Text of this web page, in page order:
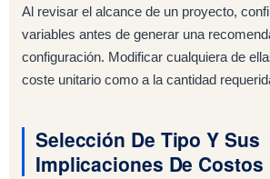
Al revisar el alcance de un proyecto,
variables antes de generar una
configuración. Modificar cualquiera de
coste unitario como a la cantidad
Selección De Tipo Y Sus
Implicaciones De Costos